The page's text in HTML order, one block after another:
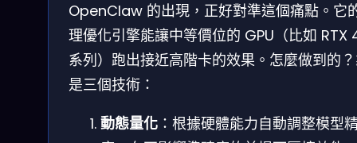
OpenClaw 的出現，正好對準這個痛點。它
理優化引擎能讓中等價位的 GPU（比如 RTX
系列）跑出接近高階卡的效果。怎麼做到的
是三個技術：
動態量化 ：根據硬體能力自動調整模型